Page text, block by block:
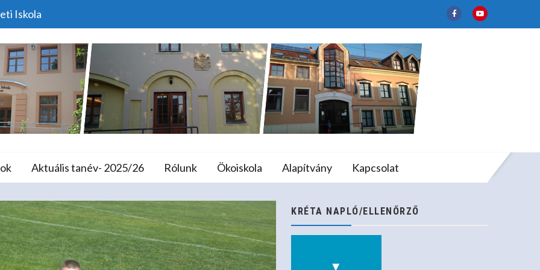
Iskola
Iskola és Alapfokú Művészeti
Aktuális tanév- 2025/26 Rólunk Ökoiskola Alapítvány Kapcsolat
Kis Iskolák Megyei Atlétika Verseny
Versenyek Diákolimpia Kis Iskolák Megyei Atlétika Verseny
KRÉTA NAPLÓ/ELLENŐRZŐ